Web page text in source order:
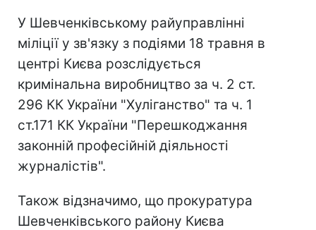
У Шевченківському райуправлінні
міліції у зв'язку з подіями 18 травня в
центрі Києва розслідується
кримінальна виробництво за ч. 2 ст.
296 КК України "Хуліганство" та ч. 1
ст.171 КК України "Перешкоджання
законній професійній діяльності
журналістів".
Також відзначимо, що прокуратура
Шевченківського району Києва